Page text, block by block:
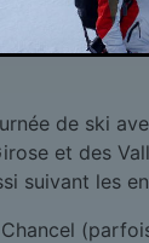
de ski
et des
suivant les